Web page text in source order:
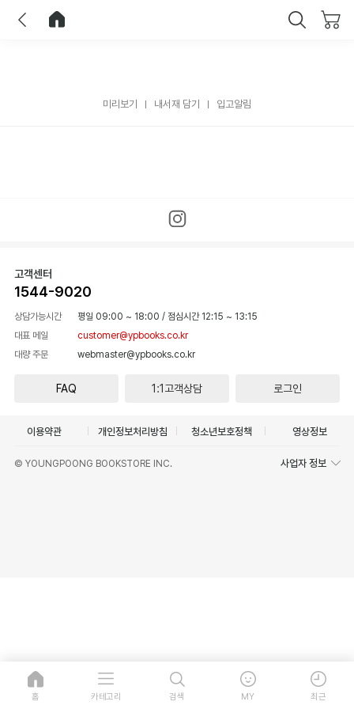
미리보기 내서재 담기 입고알림
고객센터
1544-9020
상담가능시간 평일 09:00 ~ 18:00 / 점심시간 12:15 ~ 13:15
대표 메일
customer@ypbooks.co.kr
대량 주문
webmaster@ypbooks.co.kr
FAQ 1:1고객상담 로그인
이용약관 개인정보처리방침 청소년보호정책 영상정보
© YOUNGPOONG BOOKSTORE INC. 사업자 정보
홈 카테고리 검색 MY 최근